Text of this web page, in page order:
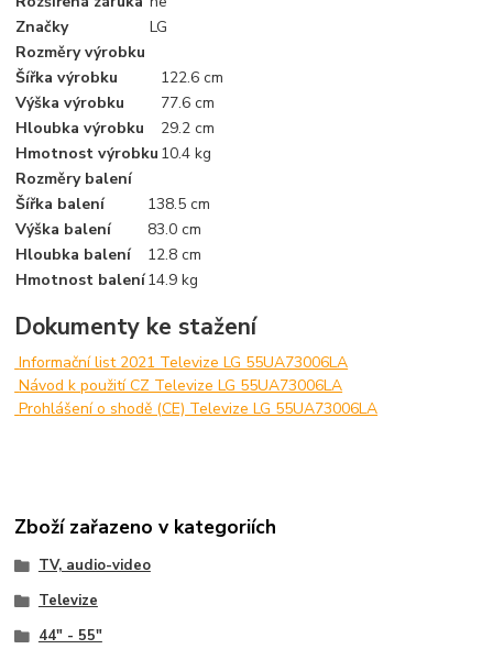
Značky
LG
Rozměry výrobku
Šířka výrobku
122.6 cm
Výška výrobku
77.6 cm
Hloubka výrobku
29.2 cm
Hmotnost výrobku 10.4 kg
Rozměry balení
Šířka balení
138.5 cm
Výška balení
83.0 cm
Hloubka balení
12.8 cm
Hmotnost balení14.9 kg
Dokumenty ke stažení
Informační list 2021 Televize LG 55UA73006LA
Návod k použití CZ Televize LG 55UA73006LA
Prohlášení o shodě (CE) Televize LG 55UA73006LA
Zboží zařazeno v kategoriích
TV, audio-video
Televize
44" - 55"